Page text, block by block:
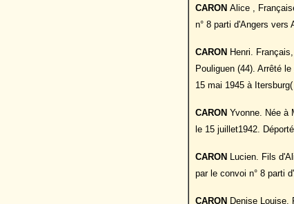
CARON Alice ,
n° 8 parti d'Angers vers
CARON Henri.
Pouliguen (44). Arrêté
15 mai 1945 à
CARON Yvonne. Née à
le 15 juillet1942.
CARON Lucien. Fils
par le convoi n° 8 parti
CARON Denise Louise.